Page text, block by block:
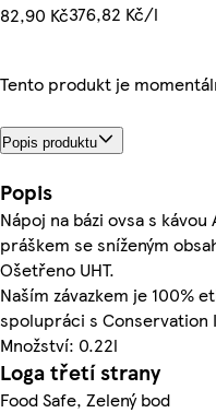
82,90 Kč376,82 Kč/l
Tento produkt je
Popis produktu
Popis
Nápoj na bázi ovsa s
práškem se sníženým
Ošetřeno UHT.
Naším závazkem je 100%
spolupráci s Conservation
Množství: 0.22l
Loga třetí strany
Food Safe, Zelený bod